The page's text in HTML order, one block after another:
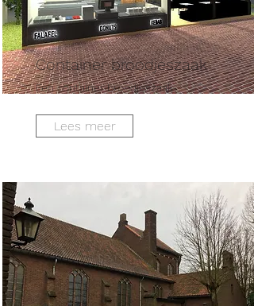
Container broodjeszaak
Een container broodjeszaak
Lees meer